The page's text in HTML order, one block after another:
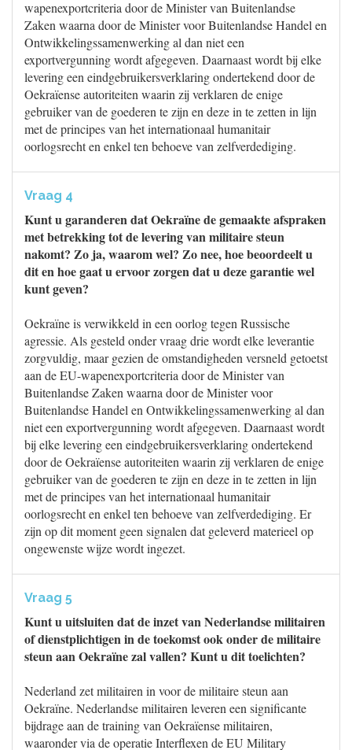
wapenexportcriteria door de Minister van Buitenlandse
Zaken waarna door de Minister voor Buitenlandse Handel en
Ontwikkelingssamenwerking al dan niet een
exportvergunning wordt afgegeven. Daarnaast wordt bij elke
levering een eindgebruikersverklaring ondertekend door de
Oekraïense autoriteiten waarin zij verklaren de enige
gebruiker van de goederen te zijn en deze in te zetten in lijn
met de principes van het internationaal humanitair
oorlogsrecht en enkel ten behoeve van zelfverdediging.
Vraag 4
Kunt u garanderen dat Oekraïne de gemaakte afspraken
met betrekking tot de levering van militaire steun
nakomt? Zo ja, waarom wel? Zo nee, hoe beoordeelt u
dit en hoe gaat u ervoor zorgen dat u deze garantie wel
kunt geven?
Oekraïne is verwikkeld in een oorlog tegen Russische
agressie. Als gesteld onder vraag drie wordt elke leverantie
zorgvuldig, maar gezien de omstandigheden versneld getoetst
aan de EU-wapenexportcriteria door de Minister van
Buitenlandse Zaken waarna door de Minister voor
Buitenlandse Handel en Ontwikkelingssamenwerking al dan
niet een exportvergunning wordt afgegeven. Daarnaast wordt
bij elke levering een eindgebruikersverklaring ondertekend
door de Oekraïense autoriteiten waarin zij verklaren de enige
gebruiker van de goederen te zijn en deze in te zetten in lijn
met de principes van het internationaal humanitair
oorlogsrecht en enkel ten behoeve van zelfverdediging. Er
zijn op dit moment geen signalen dat geleverd materieel op
ongewenste wijze wordt ingezet.
Vraag 5
Kunt u uitsluiten dat de inzet van Nederlandse militairen
of dienstplichtigen in de toekomst ook onder de militaire
steun aan Oekraïne zal vallen? Kunt u dit toelichten?
Nederland zet militairen in voor de militaire steun aan
Oekraïne. Nederlandse militairen leveren een significante
bijdrage aan de training van Oekraïense militairen,
waaronder via de operatie Interflexen de EU Military